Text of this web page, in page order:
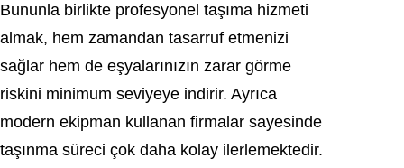
Bununla birlikte profesyonel taşıma hizmeti
almak, hem zamandan tasarruf etmenizi
sağlar hem de eşyalarınızın zarar görme
riskini minimum seviyeye indirir. Ayrıca
modern ekipman kullanan firmalar sayesinde
taşınma süreci çok daha kolay ilerlemektedir.